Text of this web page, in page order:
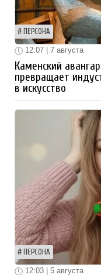
ПЕРСОНА
12:07 | 7 августа
Каменский
превращает
в искусство
ПЕРСОНА
12:03 | 5 августа